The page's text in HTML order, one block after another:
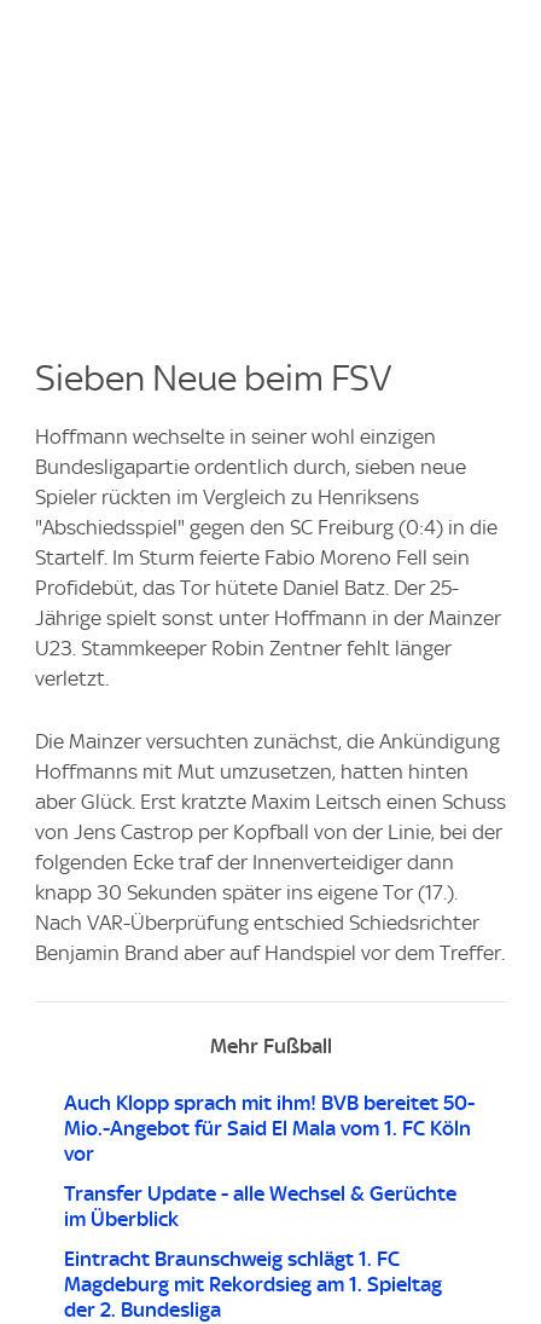
Sieben Neue beim FSV
Hoffmann wechselte in seiner wohl einzigen
Bundesligapartie ordentlich durch, sieben neue
Spieler rückten im Vergleich zu Henriksens
"Abschiedsspiel" gegen den SC Freiburg (0:4) in die
Startelf. Im Sturm feierte Fabio Moreno Fell sein
Profidebüt, das Tor hütete Daniel Batz. Der 25-
Jährige spielt sonst unter Hoffmann in der Mainzer
U23. Stammkeeper Robin Zentner fehlt länger
verletzt.
Die Mainzer versuchten zunächst, die Ankündigung
Hoffmanns mit Mut umzusetzen, hatten hinten
aber Glück. Erst kratzte Maxim Leitsch einen Schuss
von Jens Castrop per Kopfball von der Linie, bei der
folgenden Ecke traf der Innenverteidiger dann
knapp 30 Sekunden später ins eigene Tor (17.).
Nach VAR-Überprüfung entschied Schiedsrichter
Benjamin Brand aber auf Handspiel vor dem Treffer.
Mehr Fußball
Auch Klopp sprach mit ihm! BVB bereitet 50-
Mio.-Angebot für Said El Mala vom 1. FC Köln
vor
Transfer Update - alle Wechsel & Gerüchte
im Überblick
Eintracht Braunschweig schlägt 1. FC
Magdeburg mit Rekordsieg am 1. Spieltag
der 2. Bundesliga